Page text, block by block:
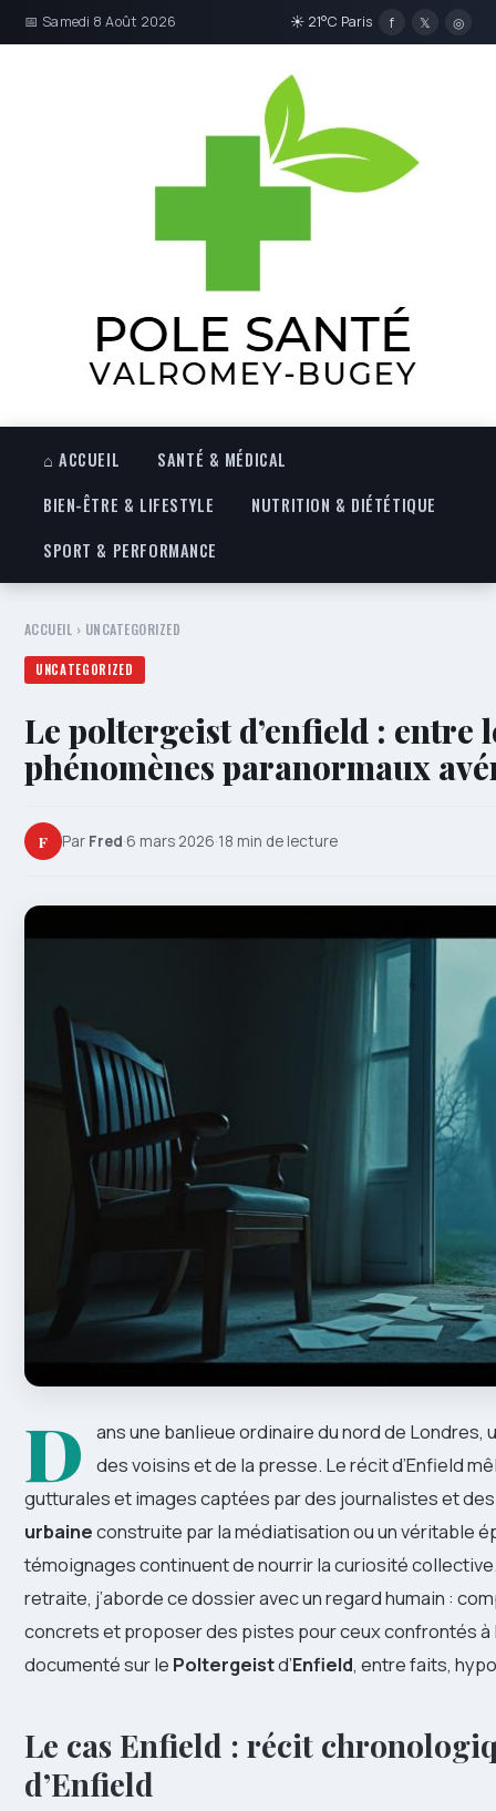
📅 Samedi 8 Août 2026 ☀ 21°C Paris f 𝕏 ◎
⌂ ACCUEIL
SANTÉ & MÉDICAL
BIEN-ÊTRE & LIFESTYLE
NUTRITION & DIÉTÉTIQUE
SPORT & PERFORMANCE
ACCUEIL › UNCATEGORIZED
UNCATEGORIZED
Le poltergeist d’enfield : entre
phénomènes paranormaux
F Par Fred·6 mars 2026·18 min de lecture
D
ans une banlieue ordinaire du nord de Londres,
des voisins et de la presse. Le récit d’Enfield
gutturales et images captées par des journalistes et
urbaineconstruite par la médiatisation ou un véritable
témoignages continuent de nourrir la curiosité
retraite, j’aborde ce dossier avec un regard humain :
concrets et proposer des pistes pour ceux confrontés à
documenté sur le Poltergeistd’Enfield, entre faits,
Le cas Enfield : récit
d’Enfield